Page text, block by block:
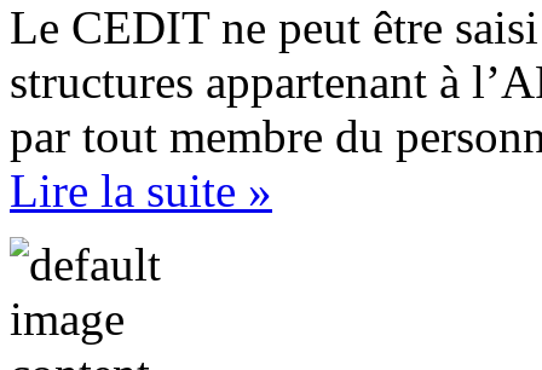
Le CEDIT ne peut être
structures appartenant à
par tout membre du
Lire la suite »